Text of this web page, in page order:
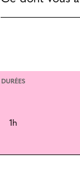
DURÉES
1h